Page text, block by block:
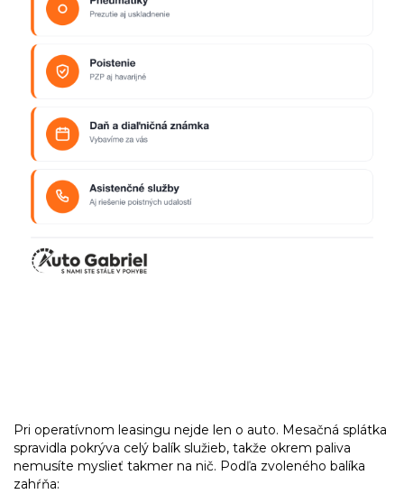
Pri operatívnom leasingu nejde len o auto. Mesačná splátka
spravidla pokrýva celý balík služieb, takže okrem paliva
nemusíte myslieť takmer na nič. Podľa zvoleného balíka
zahŕňa: